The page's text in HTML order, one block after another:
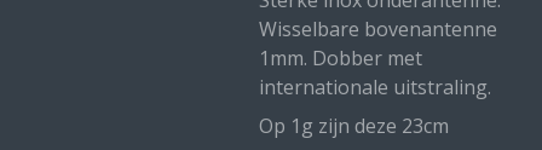
Wisselbare bovenantenne
1mm. Dobber met
internationale uitstraling.
Op 1g zijn deze 23cm